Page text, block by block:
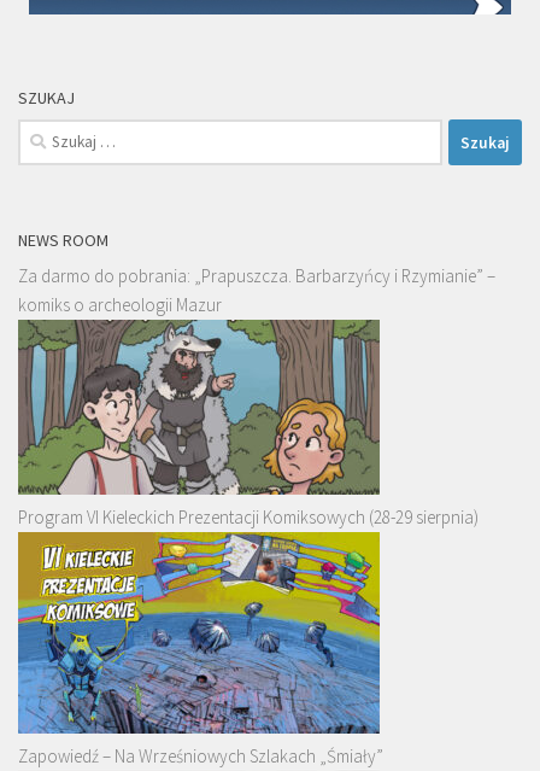
SZUKAJ
Szukaj:
NEWS ROOM
Za darmo do pobrania: „Prapuszcza. Barbarzyńcy i Rzymianie” –
komiks o archeologii Mazur
Program VI Kieleckich Prezentacji Komiksowych (28-29 sierpnia)
Zapowiedź – Na Wrześniowych Szlakach „Śmiały”